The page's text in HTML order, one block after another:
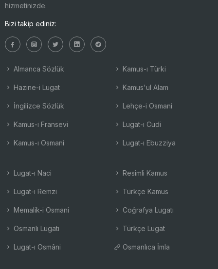
hizmetinizde.
Bizi takip ediniz:
Almanca Sözlük
Hazine-i Lugat
İngilizce Sözlük
Kamus-ı Fransevi
Kamus-ı Osmani
Kamus-ı Türki
Kamus'ul Alam
Lehçe-i Osmani
Lugat-ı Cudi
Lugat-ı Ebuzziya
Lugat-ı Naci
Lugat-ı Remzi
Memalik-i Osmani
Osmanlı Lugatı
Lugat-ı Osmâni
Resimli Kamus
Türkçe Kamus
Coğrafya Lugatı
Türkçe Lugat
Osmanlıca İmla